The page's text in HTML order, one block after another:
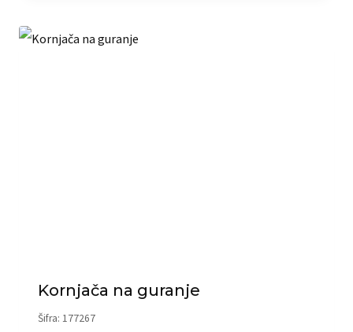
Kornjača na guranje
Šifra: 177267